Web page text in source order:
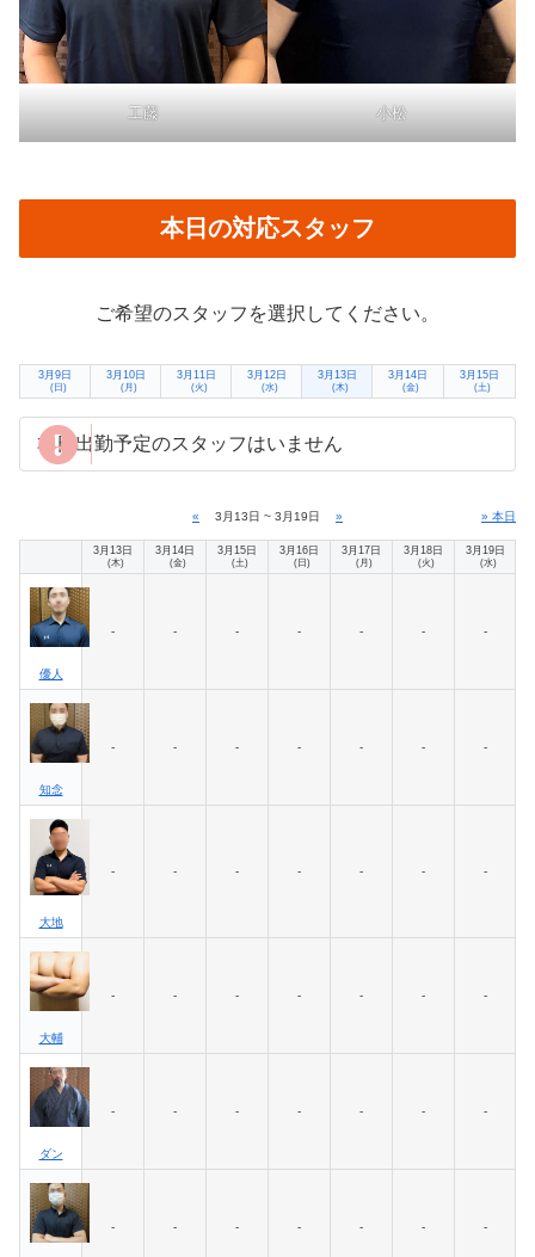
工藤 小松
本日の対応スタッフ
ご希望のスタッフを選択してください。
3月9日
(日)
3月10日
(月)
3月11日
(火)
3月12日
(水)
3月13日
(木)
3月14日
(金)
3月15日
(土)
本日出勤予定のスタッフはいません
« 3月13日 ~ 3月19日 » » 本日
3月13日
(木)
3月14日
(金)
3月15日
(土)
3月16日
(日)
3月17日
(月)
3月18日
(火)
3月19日
(水)
優人
- - - - - - -
知念
- - - - - - -
大地
- - - - - - -
大輔
- - - - - - -
ダン
- - - - - - -
- - - - - - -